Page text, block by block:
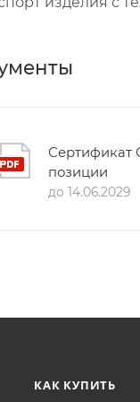
Сертификат
позиции
до 14.06.2029
КАК КУПИТЬ